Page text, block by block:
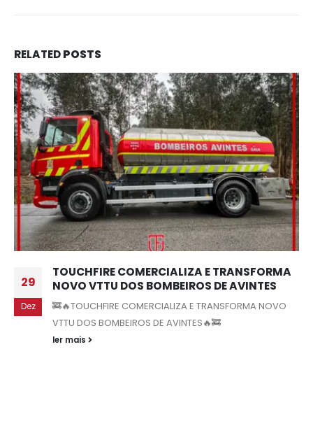
RELATEDPOSTS
29
Dez
TOUCHFIRE COMERCIALIZA E TRANSFORMA
NOVO VTTU DOS BOMBEIROS DE AVINTES
🚒🔥TOUCHFIRE COMERCIALIZA E TRANSFORMA NOVO
VTTU DOS BOMBEIROS DE AVINTES🔥🚒
ler mais